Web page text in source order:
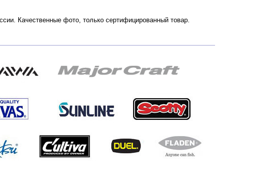
Качественные фото, только сертифицированный товар.